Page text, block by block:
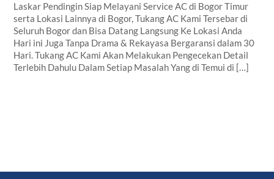
Laskar Pendingin Siap Melayani Service AC di Bogor Timur
serta Lokasi Lainnya di Bogor, Tukang AC Kami Tersebar di
Seluruh Bogor dan Bisa Datang Langsung Ke Lokasi Anda
Hari ini Juga Tanpa Drama & Rekayasa Bergaransi dalam 30
Hari. Tukang AC Kami Akan Melakukan Pengecekan Detail
Terlebih Dahulu Dalam Setiap Masalah Yang di Temui di […]